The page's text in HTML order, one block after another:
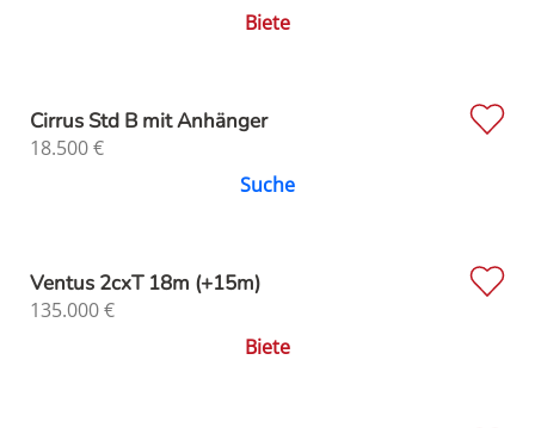
Biete
Cirrus Std B mit Anhänger
18.500€
Suche
Ventus 2cxT 18m (+15m)
135.000€
Biete